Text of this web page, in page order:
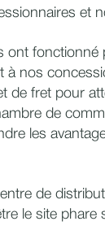
et
ont fonctionné
à nos
de fret pour
de
les
de
le site